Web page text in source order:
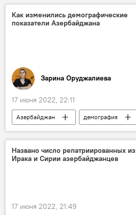
Как изменились демографические
показатели Азербайджана
Зарина Оруджалиева
17 июня 2022, 22:11
Азербайджан демография
Названо число репатриированных из
Ирака и Сирии азербайджанцев
17 июня 2022, 21:49